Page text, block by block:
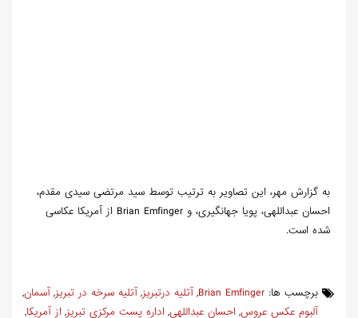
به گزارش مهر، این تصاویر به ترتیب توسط سید مرتضی سیدی مقدم،
احسان عبداللهی، پویا جهانگیری، و Brian Emfinger از آمریکا عکاسی
شده است.
برچسب ها: Brian Emfinger
, آتلیه درتبریز, آتلیه سرخه در تبریز, آسمان,
آلبوم عکس عروس, احسان عبداللهی, اداره پست مرکزی تبریز, از آمریکا,